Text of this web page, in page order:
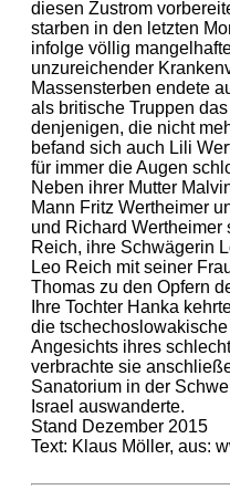
diesen Zustrom
starben in den letzten
infolge völlig
unzureichender
Massensterben endete
als britische Truppen
denjenigen, die nicht
befand sich auch Lili
für immer die Augen
Neben ihrer Mutter
Mann Fritz Wertheimer
und Richard Wertheimer
Reich, ihre Schwägerin
Leo Reich mit seiner
Thomas zu den Opfern
Ihre Tochter Hanka
die
Angesichts ihres
verbrachte sie
Sanatorium in der
Israel auswanderte.
Stand Dezember 2015
Text: Klaus Möller, aus: